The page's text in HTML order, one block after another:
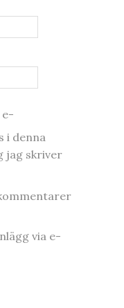
e-
i denna
jag skriver
via e-